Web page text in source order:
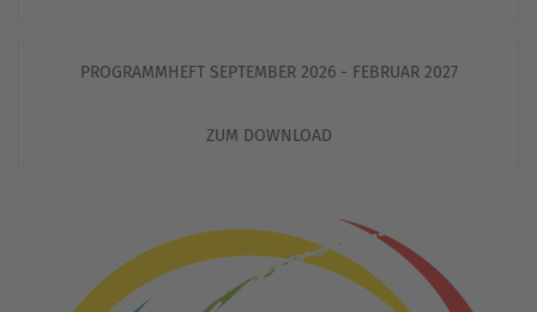
PROGRAMMHEFT SEPTEMBER 2026 - FEBRUAR 2027
ZUM DOWNLOAD